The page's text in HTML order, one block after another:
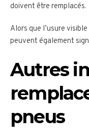
doivent être remplacés.
Alors que l’usure
peuvent également
Autres
pneus